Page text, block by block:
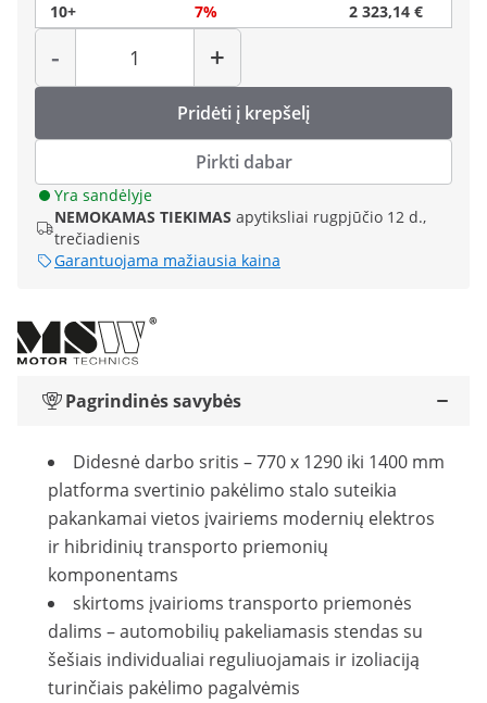
10+
7% 2 323,14 €
-
Kiekis
+
Pridėti į krepšelį
Pirkti dabar
Yra sandėlyje
NEMOKAMAS TIEKIMAS apytiksliai rugpjūčio 12 d.,
trečiadienis
Garantuojama mažiausia kaina
Pagrindinės savybės
Didesnė darbo sritis – 770 x 1290 iki 1400 mm
platforma svertinio pakėlimo stalo suteikia
pakankamai vietos įvairiems modernių elektros
ir hibridinių transporto priemonių
komponentams
skirtoms įvairioms transporto priemonės
dalims – automobilių pakeliamasis stendas su
šešiais individualiai reguliuojamais ir izoliaciją
turinčiais pakėlimo pagalvėmis